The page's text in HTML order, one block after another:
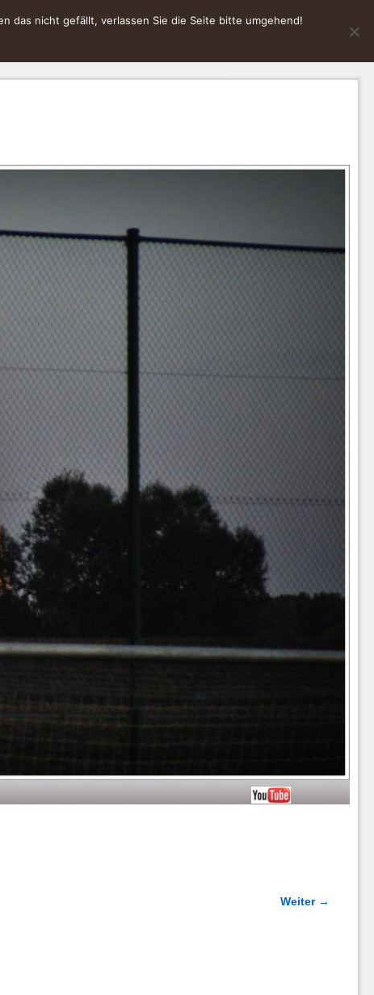
Weiter →
das nicht gefällt, verlassen Sie die Seite bitte umgehend!